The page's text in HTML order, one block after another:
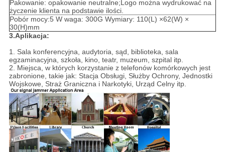
Pakowanie: opakowanie neutralne;Logo można wydrukować na
życzenie klienta na podstawie ilości.
Pobór mocy:5 W waga: 300G Wymiary: 110(L) ×62(W) ×
30(H)mm
3.Aplikacja:
1. Sala konferencyjna, audytoria, sąd, biblioteka, sala
egzaminacyjna, szkoła, kino, teatr, muzeum, szpital itp.
2. Miejsca, w których korzystanie z telefonów komórkowych jest
zabronione, takie jak: Stacja Obsługi, Służby Ochrony, Jednostki
Wojskowe, Straż Graniczna i Narkotyki, Urząd Celny itp.